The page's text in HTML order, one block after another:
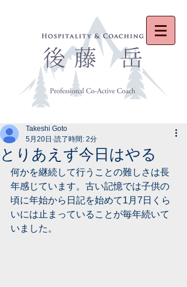
とりあえず今日はやる
Takeshi Goto
5月20日 読了時間: 2分
何かを継続して行うことの難しさは長
年感じています。古い記憶では子供の
頃に年始から日記を始めて1月7日くら
いには止まっていることが毎年続いて
いました。